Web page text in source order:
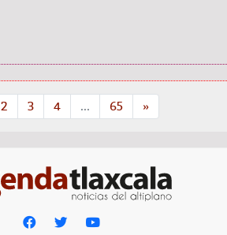
2 3 4 ... 65 »